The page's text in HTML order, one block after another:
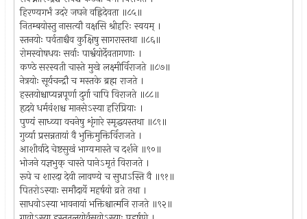
हिरण्यगर्भं उदरे जघने वह्निदेवता ॥८५॥
नितम्बयोस्तु नासत्यौ वक्षसि श्रीहरिः स्वयम् ।
स्तनयोः पर्वताश्चैव कुक्षिषु सागरास्तथा ॥८६॥
रोमस्वोषधयः सर्वाः पार्श्वयोर्देवतागणाः ।
कण्ठे सरस्वती चास्ते मुखे लक्ष्मीर्विराजते ॥८७॥
नेत्रयोः सूर्यचन्द्रौ च मस्तके ब्रह्म राजते ।
हस्तयोश्चाप्यन्नपूर्णा दुर्गा चापि विराजते ॥८८॥
हृदये धर्मवंशश्च मानसेऽस्या हरिप्रियाः ।
पुण्यं साध्व्या वचनेषु शृंगारे स्मृद्धयस्तथा ॥८९॥
गुर्व्या प्रसन्नतायां वै भुक्तिमुक्तिर्विराजते ।
आशीर्वादे चेष्टसुखं भाग्यमास्ते च दर्शने ॥९०॥
भोजने यज्ञभुक् चास्ते पानेऽमृतं विराजते ।
रूपे च शारदा देवी लावण्ये च सुधाऽस्ति वै ॥९१॥
पितरोऽस्याः समौदार्ये महर्षयो व्रते तथा ।
साधवोऽस्या भावनायां भक्तिश्चात्मनि राजते ॥९२॥